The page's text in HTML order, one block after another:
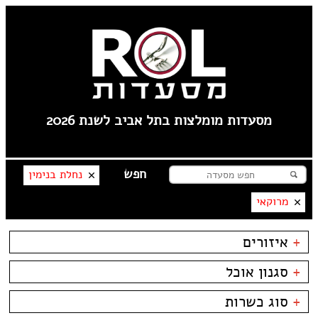
מסעדות מומלצות בתל אביב לשנת 2026
נחלת בנימין
מרוקאי
+ איזורים
טיילת תל אביב
צפון תל אביב
קרליבך
צפון ישן
+ סגנון אוכל
בשרים
דגים
ביסטרו
+ סוג כשרות